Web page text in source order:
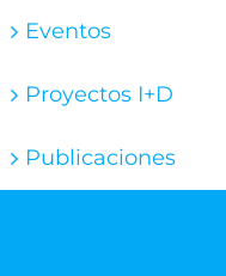
Eventos
Proyectos I+D
Publicaciones